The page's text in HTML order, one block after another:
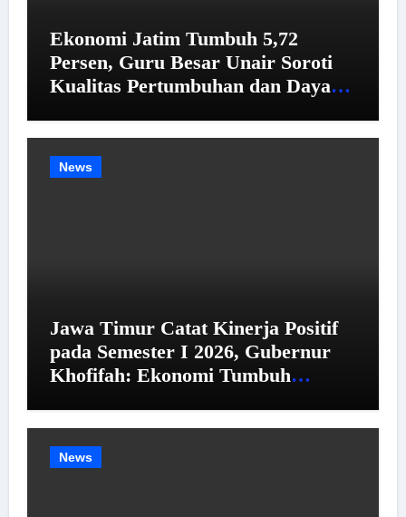
Ekonomi Jatim Tumbuh 5,72
Persen, Guru Besar Unair Soroti
Kualitas Pertumbuhan dan Daya
News
Jawa Timur Catat Kinerja Positif
pada Semester I 2026, Gubernur
Khofifah: Ekonomi Tumbuh
Kemiskinan dan Pengangguran
Menurun
News